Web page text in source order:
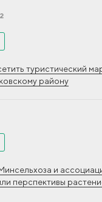
туристический
району
и
перспективы